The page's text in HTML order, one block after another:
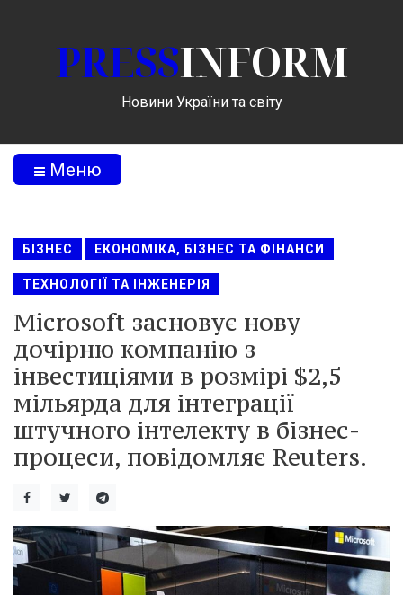
PRESSINFORM
Новини України та світу
Меню
БІЗНЕС ЕКОНОМІКА, БІЗНЕС ТА ФІНАНСИ
ТЕХНОЛОГІЇ ТА ІНЖЕНЕРІЯ
Microsoft засновує нову
дочірню компанію з
інвестиціями в розмірі $2,5
мільярда для інтеграції
штучного інтелекту в бізнес-
процеси, повідомляє Reuters.